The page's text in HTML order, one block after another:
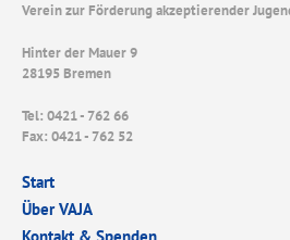
Verein zur Förderung akzeptierender
Hinter der Mauer 9
28195 Bremen
Tel: 0421 - 762 66
Fax: 0421 - 762 52
Start
Über VAJA